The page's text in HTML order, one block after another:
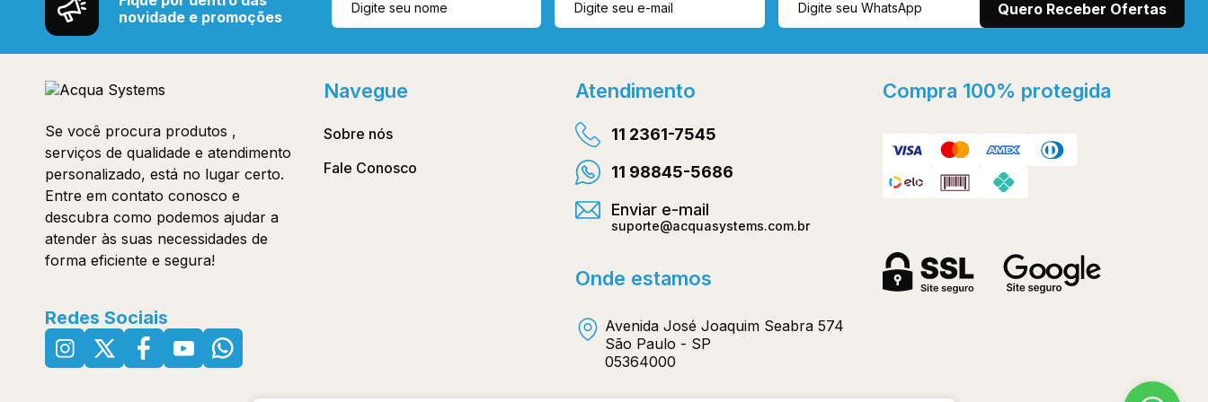
novidade e promoções
Se você procura produtos ,
serviços de qualidade e atendimento
personalizado, está no lugar certo.
Entre em contato conosco e
descubra como podemos ajudar a
atender às suas necessidades de
forma eficiente e segura!
Redes Sociais
Navegue
Sobre nós
Fale Conosco
Atendimento
11 2361-7545
11 98845-5686
Enviar e-mail
suporte@acquasystems.com.br
Onde estamos
Avenida José Joaquim Seabra 574
São Paulo - SP
05364000
Compra 100% protegida